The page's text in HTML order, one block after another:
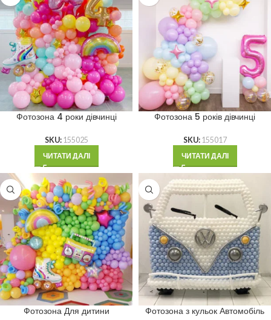
Фотозона 4 роки дівчинці
SKU: 155025
ЧИТАТИ ДАЛІ
Фотозона 5 років дівчинці
SKU: 155017
ЧИТАТИ ДАЛІ
Фотозона Для дитини Фотозона з кульок Автомобіль